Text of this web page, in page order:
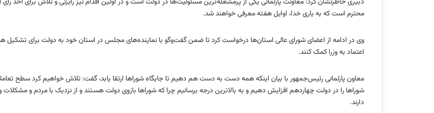
محترم است که به یاری خدا، اوایل هفته معرفی خواهند شد.
وی در ادامه از اعضای شورای عالی استان‌ها درخواست کرد تا ضمن گفت‌وگو با نماینده‌های مجلس در استان خود به دولت برای تشکیل
اعتماد به وزرا کمک کنند.
معاون پارلمانی رئیس‌جمهور با بیان اینکه همه دست به دست هم دهیم تا جایگاه شوراها ارتقا یابد، گفت: تلاش خواهیم کرد سطح
شوراها را در دولت چهاردهم افزایش دهیم و به بالاترین درجه برسانیم چرا که شوراها بازوی دولت هستند و از نزدیک با مردم و
دارند.